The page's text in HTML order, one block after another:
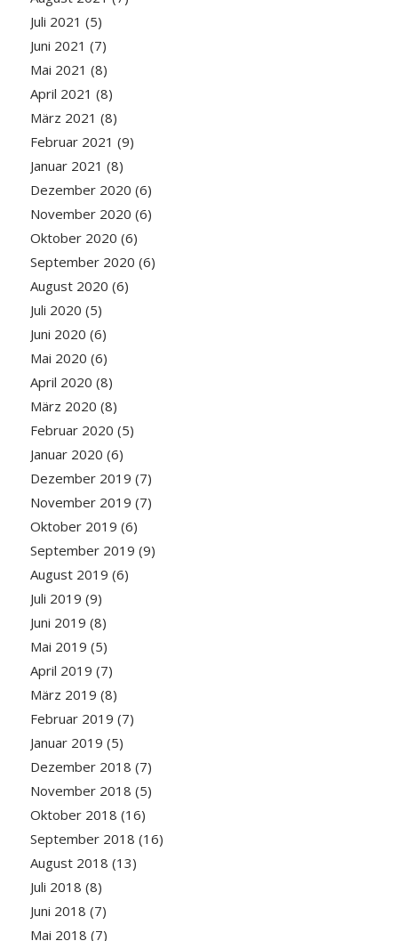
Juli 2021 (5)
Juni 2021 (7)
Mai 2021 (8)
April 2021 (8)
März 2021 (8)
Februar 2021 (9)
Januar 2021 (8)
Dezember 2020 (6)
November 2020 (6)
Oktober 2020 (6)
September 2020 (6)
August 2020 (6)
Juli 2020 (5)
Juni 2020 (6)
Mai 2020 (6)
April 2020 (8)
März 2020 (8)
Februar 2020 (5)
Januar 2020 (6)
Dezember 2019 (7)
November 2019 (7)
Oktober 2019 (6)
September 2019 (9)
August 2019 (6)
Juli 2019 (9)
Juni 2019 (8)
Mai 2019 (5)
April 2019 (7)
März 2019 (8)
Februar 2019 (7)
Januar 2019 (5)
Dezember 2018 (7)
November 2018 (5)
Oktober 2018 (16)
September 2018 (16)
August 2018 (13)
Juli 2018 (8)
Juni 2018 (7)
Mai 2018 (7)